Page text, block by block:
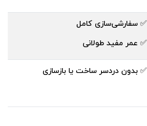
✅ سفارشی‌سازی کامل
✅ عمر مفید طولانی
✅ بدون دردسر ساخت یا بازسازی